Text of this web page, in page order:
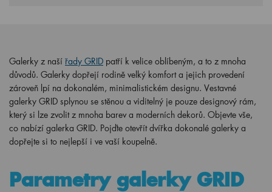
Galerky z naší řady GRID patří k velice oblíbeným, a to z mnoha
důvodů. Galerky dopřejí rodině velký komfort a jejich provedení
zároveň lpí na dokonalém, minimalistickém designu. Vestavné
galerky GRID splynou se stěnou a viditelný je pouze designový rám,
který si lze zvolit z mnoha barev a moderních dekorů. Objevte vše,
co nabízí galerka GRID. Pojďte otevřít dvířka dokonalé galerky a
dopřejte si to nejlepší i ve vaší koupelně.
Parametry galerky GRID